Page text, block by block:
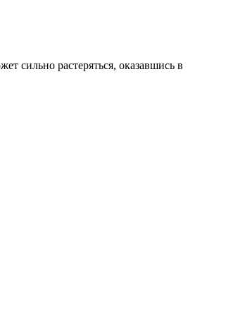
сильно растеряться, оказавшись в